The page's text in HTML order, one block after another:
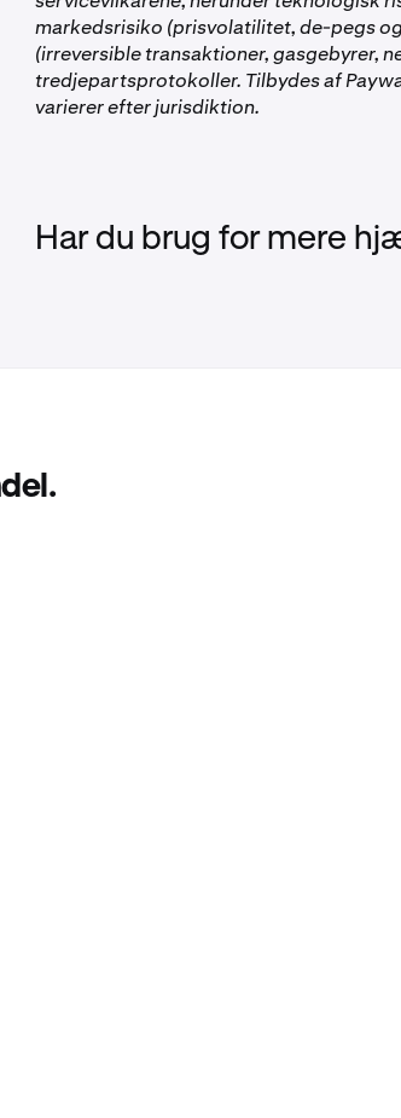
markedsrisiko (prisvolatilitet, de-pegs
(irreversible transaktioner, gasgebyrer,
tredjepartsprotokoller. Tilbydes af
varierer efter jurisdiktion.
Har du brug for mere